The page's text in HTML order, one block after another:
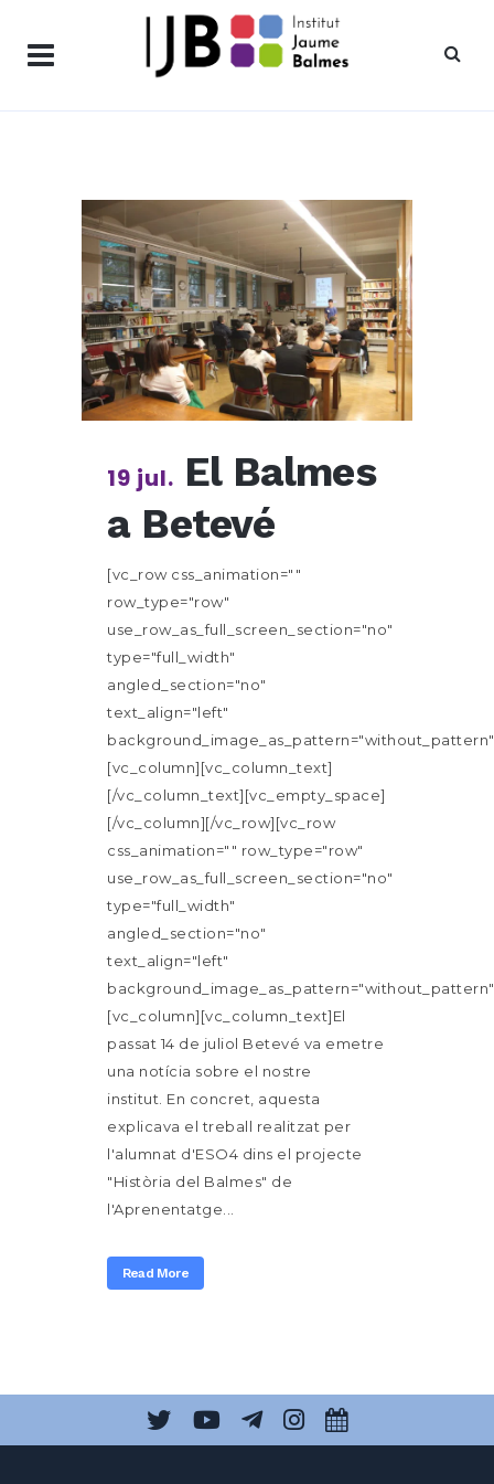
19 jul. El Balmes
a Betevé
[vc_row css_animation=""
row_type="row"
use_row_as_full_screen_section="no"
type="full_width"
angled_section="no"
text_align="left"
[vc_column][vc_column_text]
[/vc_column_text][vc_empty_space]
[/vc_column][/vc_row][vc_row
css_animation="" row_type="row"
use_row_as_full_screen_section="no"
type="full_width"
angled_section="no"
text_align="left"
[vc_column][vc_column_text]El
passat 14 de juliol Betevé va emetre
una notícia sobre el nostre
institut. En concret, aquesta
explicava el treball realitzat per
l'alumnat d'ESO4 dins el projecte
"Història del Balmes" de
l'Aprenentatge...
Read More